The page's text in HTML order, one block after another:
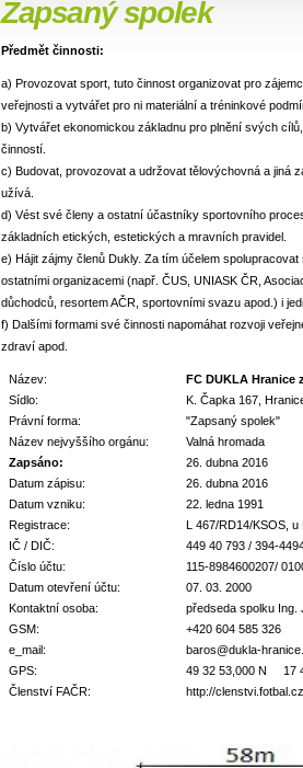
Zapsaný spolek
Předmět činnosti:
a) Provozovat sport, tuto činnost organizovat pro
veřejnosti a vytvářet pro ni materiální a tréninkové
b) Vytvářet ekonomickou základnu pro plnění svých
činností.
c) Budovat, provozovat a udržovat tělovýchovná a jiná
užívá.
d) Vést své členy a ostatní účastníky sportovního
základních etických, estetických a mravních pravidel.
e) Hájit zájmy členů Dukly. Za tím účelem spolupracovat
ostatními organizacemi (např. ČUS, UNIASK ČR,
důchodců, resortem AČR, sportovními svazu apod.) i
f) Dalšími formami své činnosti napomáhat rozvoji
zdraví apod.
Název: FC DUKLA Hranice
Sídlo:
K. Čapka 167,
Právní forma:
"Zapsaný spolek"
Název nejvyššího orgánu:
Valná hromada
Zapsáno:
26. dubna 2016
Datum zápisu:
26. dubna 2016
Datum vzniku:
22. ledna 1991
Registrace:
L 467/RD14/KSOS,
IČ / DIČ:
449 40 793 / 394-
Číslo účtu:
115-8984600207/
Datum otevření účtu:
07. 03. 2000
Kontaktní osoba:
předseda spolku Ing.
GSM:
+420 604 585 326
e_mail:
baros@dukla-
GPS:
49 32 53,000 N 17
Členství FAČR:
http://clenstvi.fotbal.cz